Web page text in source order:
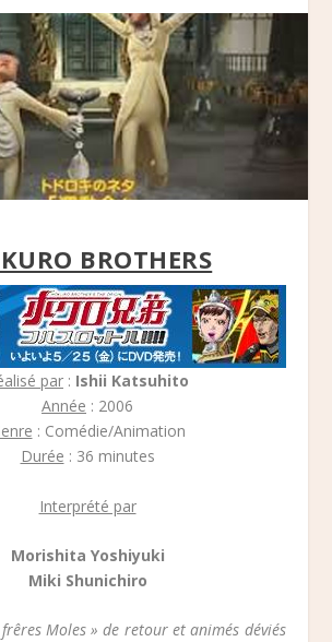
BROTHERS
par : Ishii Katsuhito
Année : 2006
: Comédie/Animation
Durée : 36 minutes
Interprété par
Morishita Yoshiyuki
Miki Shunichiro
frêres Moles » de retour et animés déviés